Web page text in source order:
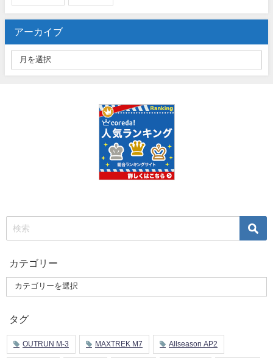
アーカイブ
カテゴリー
タグ
OUTRUN M-3 MAXTREK M7 Allseason AP2